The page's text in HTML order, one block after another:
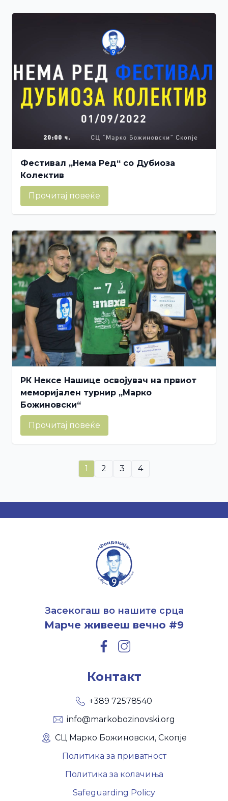
Фестивал „Нема Ред“ со Дубиоза
Колектив
Прочитај повеќе
РК Нексе Нашице освојувач на првиот
меморијален турнир „Марко
Божиновски“
Прочитај повеќе
1 2 3 4
Засекогаш во нашите срца
Марче живееш вечно #9
Контакт
+389 72578540
info@markobozinovski.org
СЦ Марко Божиновски, Скопје
Политика за приватност
Политика за колачиња
Safeguarding Policy